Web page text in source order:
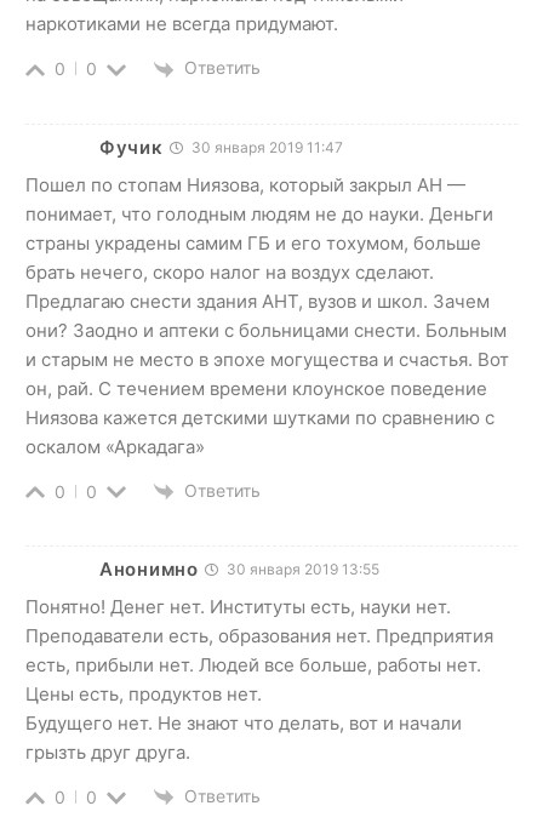
наркотиками не всегда придумают.
0 0 Ответить
Фучик 30 января 2019 11:47
Пошел по стопам Ниязова, который закрыл АН —
понимает, что голодным людям не до науки. Деньги
страны украдены самим ГБ и его тохумом, больше
брать нечего, скоро налог на воздух сделают.
Предлагаю снести здания АНТ, вузов и школ. Зачем
они? Заодно и аптеки с больницами снести. Больным
и старым не место в эпохе могущества и счастья. Вот
он, рай. С течением времени клоунское поведение
Ниязова кажется детскими шутками по сравнению с
оскалом «Аркадага»
0 0 Ответить
Анонимно 30 января 2019 13:55
Понятно! Денег нет. Институты есть, науки нет.
Преподаватели есть, образования нет. Предприятия
есть, прибыли нет. Людей все больше, работы нет.
Цены есть, продуктов нет.
Будущего нет. Не знают что делать, вот и начали
грызть друг друга.
0 0 Ответить